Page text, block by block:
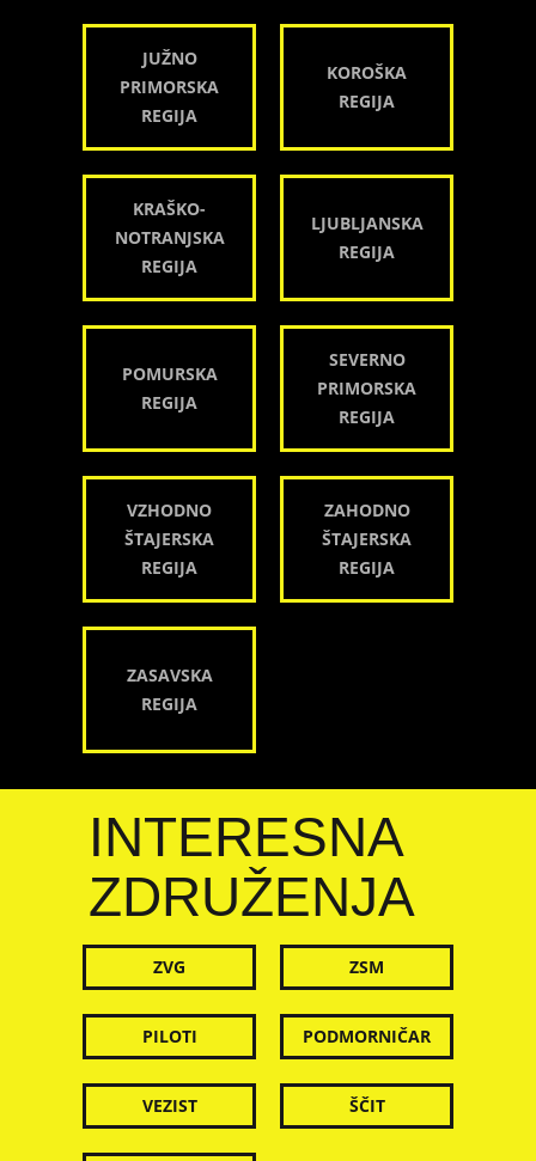
JUŽNO
PRIMORSKA
REGIJA
KOROŠKA
REGIJA
KRAŠKO-
NOTRANJSKA
REGIJA
LJUBLJANSKA
REGIJA
POMURSKA
REGIJA
SEVERNO
PRIMORSKA
REGIJA
VZHODNO
ŠTAJERSKA
REGIJA
ZAHODNO
ŠTAJERSKA
REGIJA
ZASAVSKA
REGIJA
INTERESNA
ZDRUŽENJA
ZVG ZSM
PILOTI PODMORNIČAR
VEZIST ŠČIT